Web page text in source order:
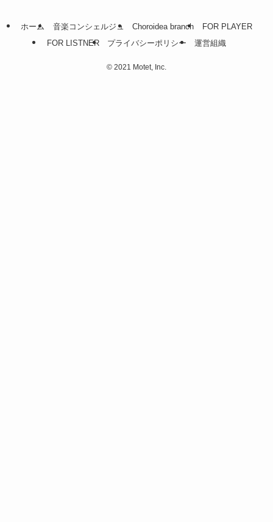
ホーム 音楽コンシェルジュ Choroidea branch
FOR PLAYER
FOR LISTNER
プライバシーポリシー 運営組織
© 2021 Motet, Inc.